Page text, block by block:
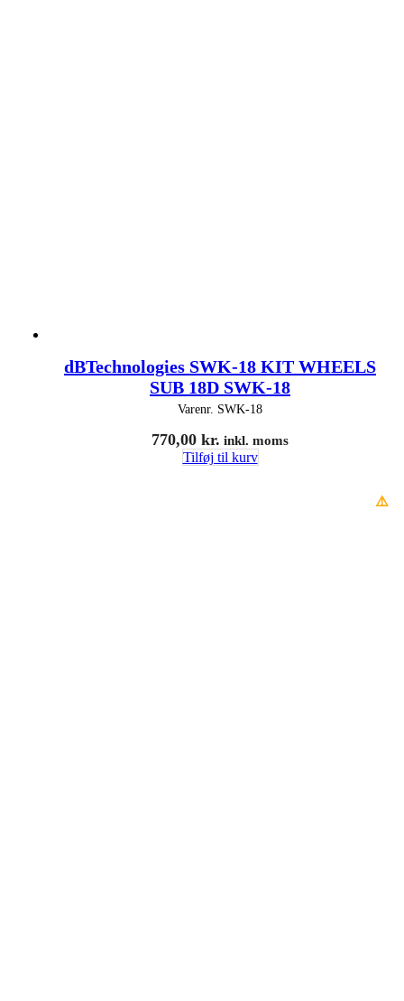
dBTechnologies SWK-18 KIT WHEELS
SUB 18D SWK-18
Varenr. SWK-18
770,00 kr. inkl. moms
Tilføj til kurv
⚠️